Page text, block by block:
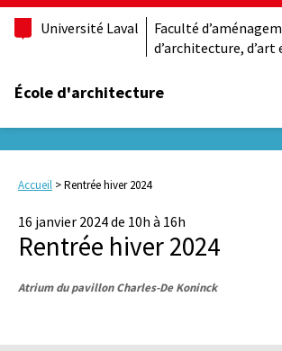
Université Laval
Faculté
d’architecture, d’art
École d'architecture
Accueil >Rentrée hiver 2024
16 janvier 2024 de 10h à 16h
Rentrée hiver 2024
Atrium du pavillon Charles-De Koninck